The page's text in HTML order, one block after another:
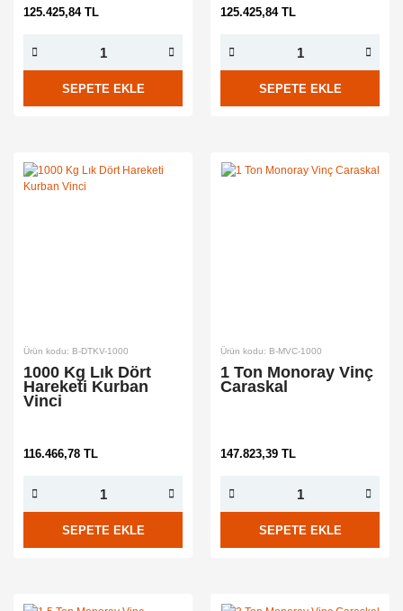
125.425,84 TL
SEPETE EKLE
125.425,84 TL
SEPETE EKLE
Ürün kodu: B-DTKV-1000
1000 Kg Lık Dört
Hareketi Kurban
Vinci
116.466,78 TL
SEPETE EKLE
Ürün kodu: B-MVC-1000
1 Ton Monoray Vinç
Caraskal
147.823,39 TL
SEPETE EKLE